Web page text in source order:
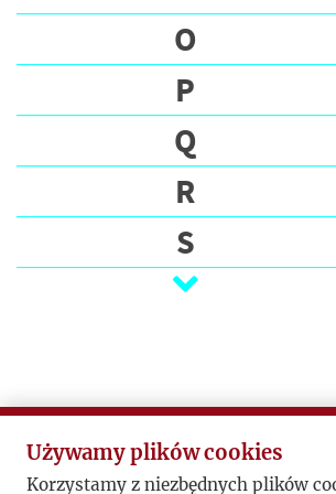
O
P
Q
R
S
Ś
U
V
Używamy plików cookies
Korzystamy z niezbędnych plików